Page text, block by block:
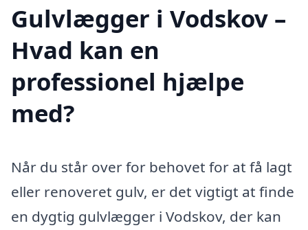
Gulvlægger i Vodskov –
Hvad kan en
professionel hjælpe
med?
Når du står over for behovet for at få lagt
eller renoveret gulv, er det vigtigt at finde
en dygtig gulvlægger i Vodskov, der kan